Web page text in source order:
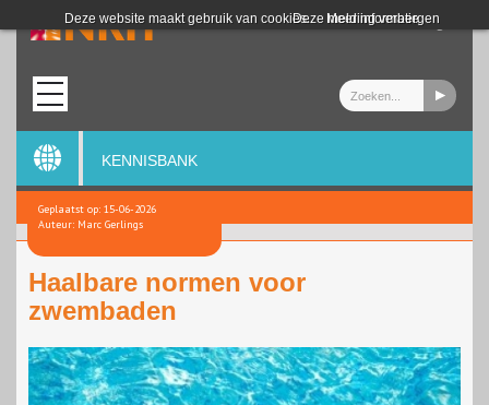
Deze website maakt gebruik van cookies. Meer informatie
Deze melding verbergen
Login
KENNISBANK
Geplaatst op: 15-06-2026
Auteur: Marc Gerlings
Haalbare normen voor
zwembaden